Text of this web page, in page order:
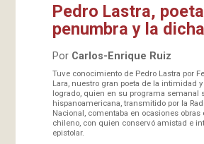
Pedro Lastra,
penumbra y la dicha
Por Carlos-Enrique Ruiz
Tuve conocimiento de Pedro Lastra por
Lara, nuestro gran poeta de la intimidad
logrado, quien en su programa semanal
hispanoamericana, transmitido por la
Nacional, comentaba en ocasiones obras
chileno, con quien conservó amistad e
epistolar.